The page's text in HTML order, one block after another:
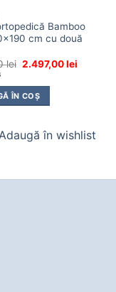
Bamboo
cm cu două
lei Prețul
fost:
2.777,00 lei.
2.497,00leiPrețul
ÎN COȘ
Adaugă în wishlist